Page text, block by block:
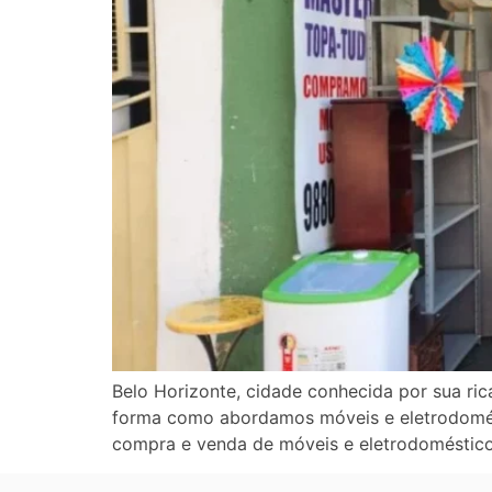
Belo Horizonte, cidade conhecida por sua
forma como abordamos móveis e
compra e venda de móveis e